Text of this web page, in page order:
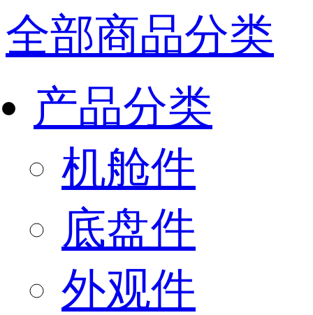
全部商品分类
产品分类
机舱件
底盘件
外观件